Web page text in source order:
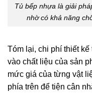
Tủ bếp nhựa là giải
nhờ có khả năng
Tóm lại, chi phí thiết
vào chất liệu của sản
mức giá của từng vật
phía trên để tiện cân